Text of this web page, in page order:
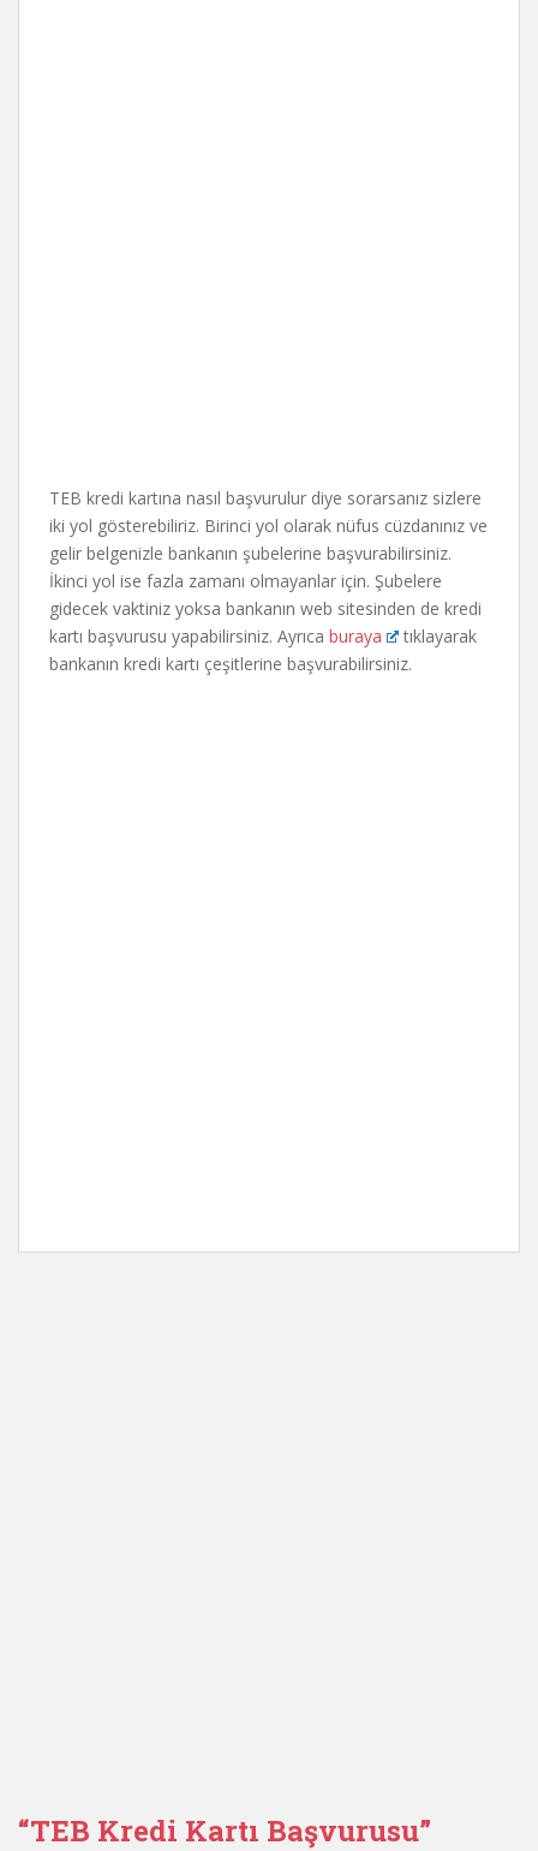
TEB kredi kartına nasıl başvurulur diye sorarsanız sizlere
iki yol gösterebiliriz. Birinci yol olarak nüfus cüzdanınız ve
gelir belgenizle bankanın şubelerine başvurabilirsiniz.
İkinci yol ise fazla zamanı olmayanlar için. Şubelere
gidecek vaktiniz yoksa bankanın web sitesinden de kredi
kartı başvurusu yapabilirsiniz. Ayrıca buraya
tıklayarak
bankanın kredi kartı çeşitlerine başvurabilirsiniz.
“TEB Kredi Kartı Başvurusu”